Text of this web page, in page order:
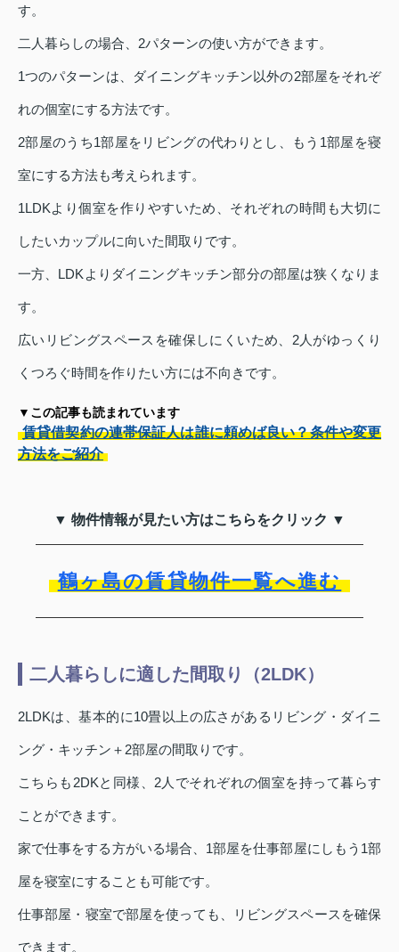
す。
二人暮らしの場合、2パターンの使い方ができます。
1つのパターンは、ダイニングキッチン以外の2部屋をそれぞ
れの個室にする方法です。
2部屋のうち1部屋をリビングの代わりとし、もう1部屋を寝
室にする方法も考えられます。
1LDKより個室を作りやすいため、それぞれの時間も大切に
したいカップルに向いた間取りです。
一方、LDKよりダイニングキッチン部分の部屋は狭くなりま
す。
広いリビングスペースを確保しにくいため、2人がゆっくり
くつろぐ時間を作りたい方には不向きです。
▼この記事も読まれています
賃貸借契約の連帯保証人は誰に頼めば良い？条件や変更
方法をご紹介
▼ 物件情報が見たい方はこちらをクリック ▼
鶴ヶ島の賃貸物件一覧へ進む
二人暮らしに適した間取り（2LDK）
2LDKは、基本的に10畳以上の広さがあるリビング・ダイニ
ング・キッチン＋2部屋の間取りです。
こちらも2DKと同様、2人でそれぞれの個室を持って暮らす
ことができます。
家で仕事をする方がいる場合、1部屋を仕事部屋にしもう1部
屋を寝室にすることも可能です。
仕事部屋・寝室で部屋を使っても、リビングスペースを確保
できます。